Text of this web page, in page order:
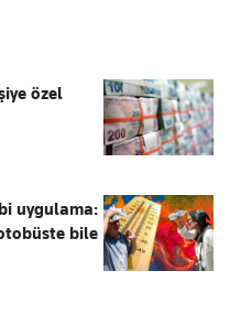
özel
uygulama:
bile